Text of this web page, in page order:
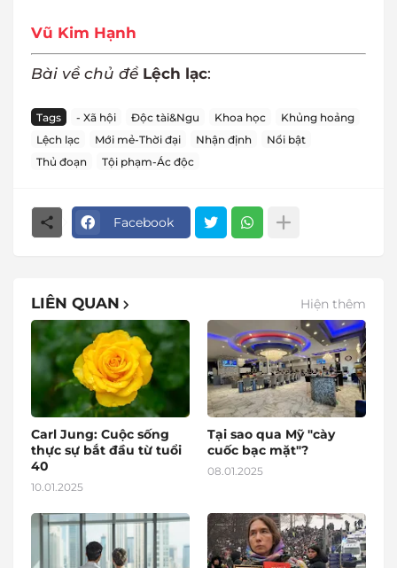
Vũ Kim Hạnh
Bài về chủ đề Lệch lạc:
Tags - Xã hội Độc tài&Ngu Khoa học
Khủng hoảng
Lệch lạc
Mới mẻ-Thời đại Nhận định
Nổi bật
Thủ đoạn
Tội phạm-Ác độc
Facebook
LIÊN QUAN Hiện thêm
Carl Jung: Cuộc sống
thực sự bắt đầu từ tuổi
40
10.01.2025
Tại sao qua Mỹ "cày
cuốc bạc mặt"?
08.01.2025